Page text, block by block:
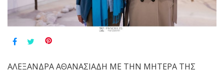
ΑΛΕΞΑΝΔΡΑ ΑΘΑΝΑΣΙΑΔΗ ΜΕ ΤΗΝ ΜΗΤΕΡΑ ΤΗΣ